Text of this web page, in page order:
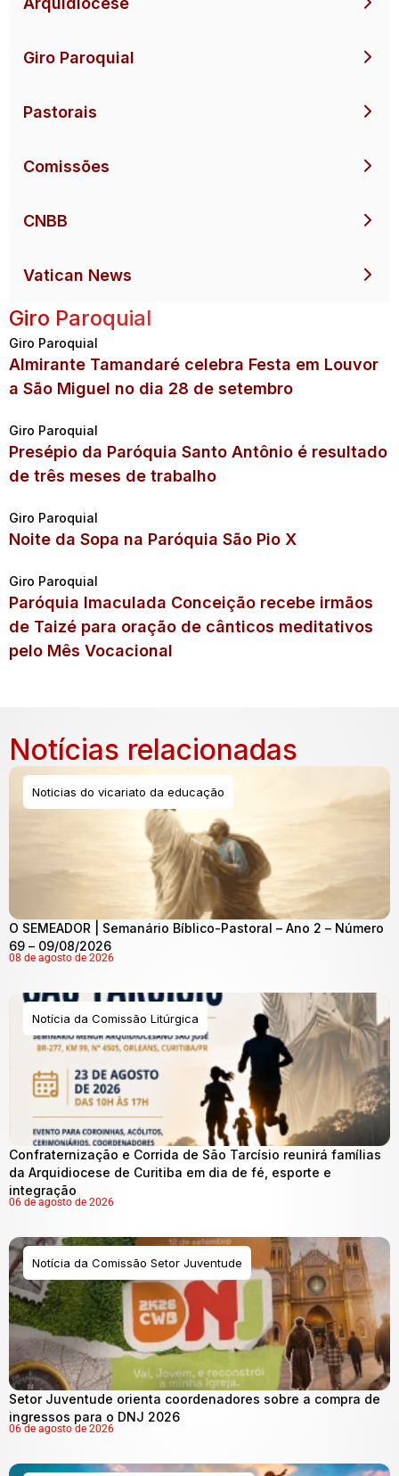
Giro Paroquial
Pastorais
Comissões
CNBB
Vatican News
Giro Paroquial
Giro Paroquial
Almirante Tamandaré celebra Festa em Louvor
a São Miguel no dia 28 de setembro
Giro Paroquial
Presépio da Paróquia Santo Antônio é resultado
de três meses de trabalho
Giro Paroquial
Noite da Sopa na Paróquia São Pio X
Giro Paroquial
Paróquia Imaculada Conceição recebe irmãos
de Taizé para oração de cânticos meditativos
pelo Mês Vocacional
Notícias relacionadas
Noticias do vicariato da educação
O SEMEADOR | Semanário Bíblico-Pastoral – Ano 2 – Número
69 – 09/08/2026
08 de agosto de 2026
Notícia da Comissão Litúrgica
Confraternização e Corrida de São Tarcísio reunirá famílias
da Arquidiocese de Curitiba em dia de fé, esporte e
integração
06 de agosto de 2026
Notícia da Comissão Setor Juventude
Setor Juventude orienta coordenadores sobre a compra de
ingressos para o DNJ 2026
06 de agosto de 2026